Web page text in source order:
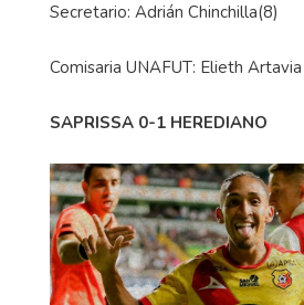
Secretario: Adrián Chinchilla(8)
Comisaria UNAFUT: Elieth Artavia
SAPRISSA 0-1 HEREDIANO